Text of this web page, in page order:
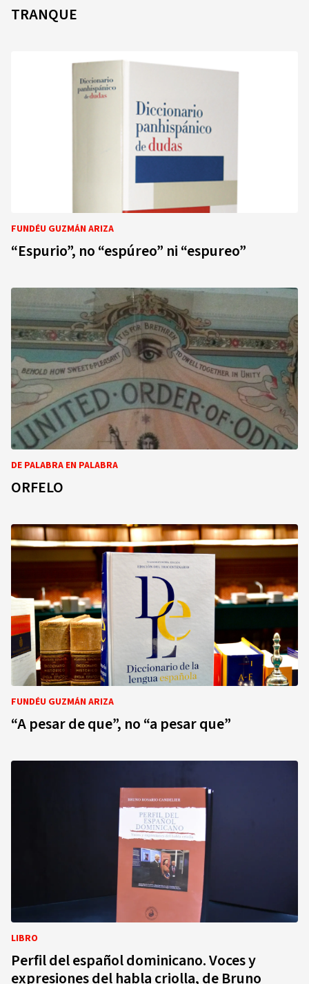
TRANQUE
FUNDÉU GUZMÁN ARIZA
“Espurio”, no “espúreo” ni “espureo”
DE PALABRA EN PALABRA
ORFELO
FUNDÉU GUZMÁN ARIZA
“A pesar de que”, no “a pesar que”
LIBRO
Perfil del español dominicano. Voces y
expresiones del habla criolla, de Bruno